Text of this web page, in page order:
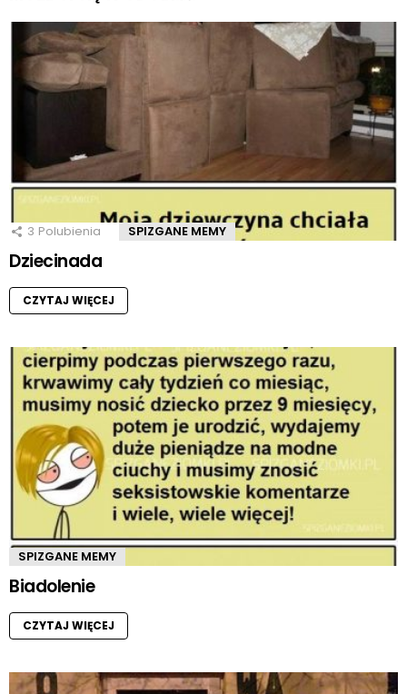
3 Polubienia SPIZGANE MEMY
Dziecinada
CZYTAJ WIĘCEJ
SPIZGANE MEMY
Biadolenie
CZYTAJ WIĘCEJ